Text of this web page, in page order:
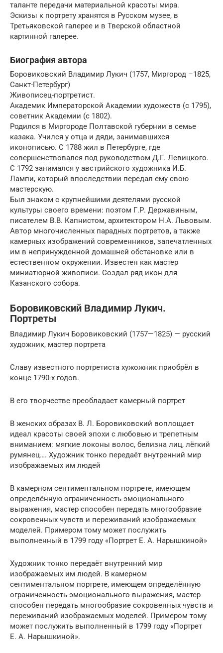
таланте передачи материальной красоты мира.
Эскизы к портрету хранятся в Русском музее, в
Третьяковской галерее и в Тверской областной
картинной галерее.
Биография автора
Боровиковский Владимир Лукич (1757, Миргород –1825,
Санкт-Петербург)
Живописец-портретист.
Академик Императорской Академии художеств (с 1795),
советник Академии (с 1802).
Родился в Миргороде Полтавской губернии в семье
казака. Учился у отца и дяди, занимавшихся
иконописью. С 1788 жил в Петербурге, где
совершенствовался под руководством Д.Г. Левицкого.
С 1792 занимался у австрийского художника И.Б.
Лампи, который впоследствии передал ему свою
мастерскую.
Был знаком с крупнейшими деятелями русской
культуры своего времени: поэтом Г.Р. Державиным,
писателем В.В. Капнистом, архитектором Н.А. Львовым.
Автор многочисленных парадных портретов, а также
камерных изображений современников, запечатленных
им в непринужденной домашней обстановке или в
естественном окружении. Известен как мастер
миниатюрной живописи. Создал ряд икон для
Казанского собора.
Боровиковский Владимир Лукич.
Портреты
Владимир Лукич Боровиковский (1757—1825) — русский
художник, мастер портрета
Славу известного портретиста хужожник приобрёл в
конце 1790-х годов.
В его творчестве преобладает камерный портрет
В женских образах В. Л. Боровиковский воплощает
идеал красоты своей эпохи с любовью и трепетным
вниманием: мягкие локоны волос, белизна лиц, лёгкий
румянец…. Художник тонко передаёт внутренний мир
изображаемых им людей
В камерном сентиментальном портрете, имеющем
определённую ограниченность эмоционального
выражения, мастер способен передать многообразие
сокровенных чувств и переживаний изображаемых
моделей. Примером тому может послужить
выполненный в 1799 году «Портрет Е. А. Нарышкиной»
Художник тонко передаёт внутренний мир
изображаемых им людей. В камерном
сентиментальном портрете, имеющем определённую
ограниченность эмоционального выражения, мастер
способен передать многообразие сокровенных чувств и
переживаний изображаемых моделей. Примером тому
может послужить выполненный в 1799 году «Портрет
Е. А. Нарышкиной».